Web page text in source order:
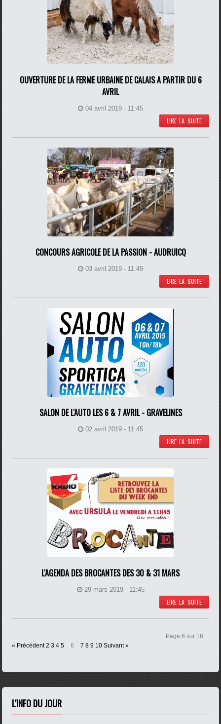
OUVERTURE DE LA FERME URBAINE DE CALAIS A PARTIR DU 6
AVRIL
04 avril 2019 - 11:45
LIRE LA SUITE
CONCOURS AGRICOLE DE LA PASSION - AUDRUICQ
03 avril 2019 - 11:45
LIRE LA SUITE
SALON DE L'AUTO LES 6 & 7 AVRIL - GRAVELINES
02 avril 2019 - 11:45
LIRE LA SUITE
L'AGENDA DES BROCANTES DES 30 & 31 MARS
29 mars 2019 - 11:45
LIRE LA SUITE
« Précédent 2 3 4 5 6 7 8 9 10 Suivant »
Page 6 sur 16
L'INFO DU JOUR